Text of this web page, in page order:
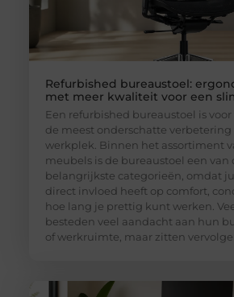
Refurbished bureaustoel:
met meer kwaliteit voor een
Een refurbished bureaustoel is
de meest onderschatte verbetering
werkplek. Binnen het assortiment
meubels is de bureaustoel een van
belangrijkste categorieën, omdat
direct invloed heeft op comfort,
hoe lang je prettig kunt werken.
besteden veel aandacht aan hun
of werkruimte, maar zitten